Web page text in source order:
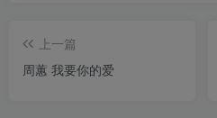
上一篇
周蕙 我要你的爱